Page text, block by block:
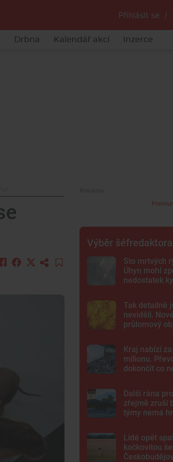
Přihlásit se /
Drbna Kalendář akcí Inzerce
Výběr šéfredaktora
Sto mrtvých
Úhyn mohl
nedostatek
Tak detailně
neviděli.
průlomový
Kraj nabízí
milionu.
dokončit co
Další rána
zřejmě zruší
týmy nemá
Lidé opět
kočkovitou